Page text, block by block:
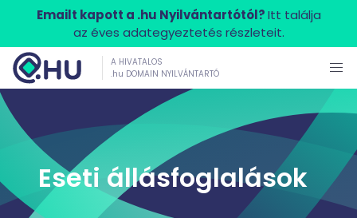
Emailt kapott a .hu Nyilvántartótól?Itt találja
az éves adategyeztetés részleteit.
A HIVATALOS
.hu DOMAIN NYILVÁNTARTÓ
Eseti állásfoglalások